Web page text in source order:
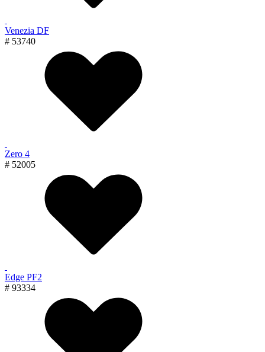
Venezia DF
# 53740
Zero 4
# 52005
Edge PF2
# 93334